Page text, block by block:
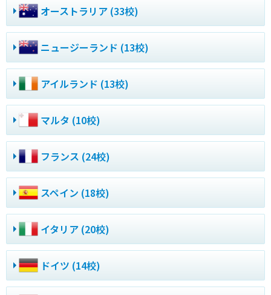
オーストラリア (33校)
ニュージーランド (13校)
アイルランド (13校)
マルタ (10校)
フランス (24校)
スペイン (18校)
イタリア (20校)
ドイツ (14校)